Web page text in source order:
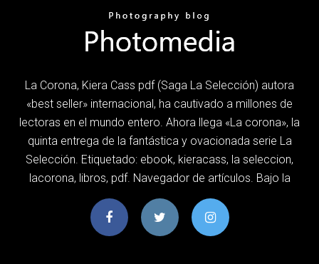
La Corona, Kiera Cass pdf (Saga La Selección) autora
«best seller» internacional, ha cautivado a millones de
lectoras en el mundo entero. Ahora llega «La corona», la
quinta entrega de la fantástica y ovacionada serie La
Selección. Etiquetado: ebook, kieracass, la seleccion,
lacorona, libros, pdf. Navegador de artículos. Bajo la